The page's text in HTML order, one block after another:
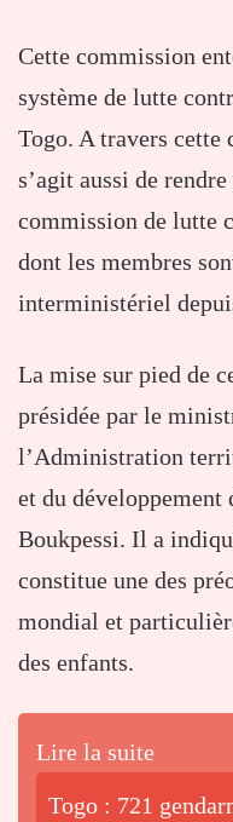
Cette commission
système de lutte
Togo. A travers
s’agit aussi de
commission de lutte
dont les membres
interministériel
La mise sur pied de
présidée par le
l’Administration
et du développement
Boukpessi. Il a
constitue une des
mondial et
des enfants.
Lire la suite
Togo : 721